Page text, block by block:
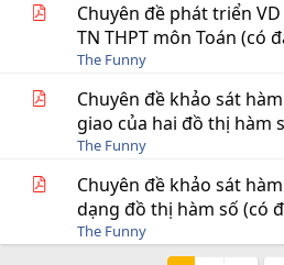
Chuyên đề phát triển
TN THPT môn Toán (có
The Funny
Chuyên đề khảo sát
giao của hai đồ thị hàm
The Funny
Chuyên đề khảo sát
dạng đồ thị hàm số (có
The Funny